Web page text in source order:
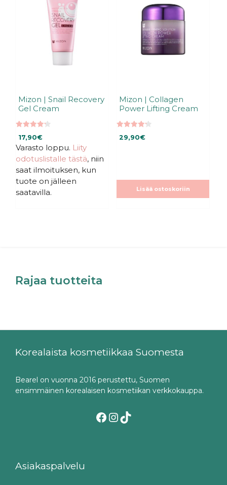
Mizon | Snail Recovery
Gel Cream
5:stä
17,90€
Varasto loppu. Liity
odotuslistalle tästä, niin
saat ilmoituksen, kun
tuote on jälleen
saatavilla.
Mizon | Collagen
Power Lifting Cream
5:stä
29,90€
Lisää ostoskoriin
Rajaa tuotteita
Korealaista kosmetiikkaa Suomesta
Bearel on vuonna 2016 perustettu, Suomen
ensimmäinen korealaisen kosmetiikan verkkokauppa.
Facebook
Instagram
TikTok
Asiakaspalvelu